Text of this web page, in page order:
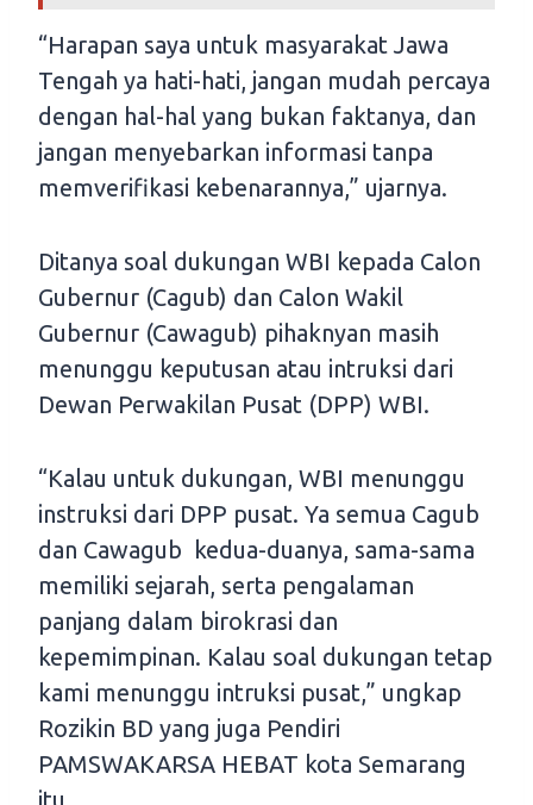
“Harapan saya untuk masyarakat Jawa
Tengah ya hati-hati, jangan mudah percaya
dengan hal-hal yang bukan faktanya, dan
jangan menyebarkan informasi tanpa
memverifikasi kebenarannya,” ujarnya.
Ditanya soal dukungan WBI kepada Calon
Gubernur (Cagub) dan Calon Wakil
Gubernur (Cawagub) pihaknyan masih
menunggu keputusan atau intruksi dari
Dewan Perwakilan Pusat (DPP) WBI.
“Kalau untuk dukungan, WBI menunggu
instruksi dari DPP pusat. Ya semua Cagub
dan Cawagub kedua-duanya, sama-sama
memiliki sejarah, serta pengalaman
panjang dalam birokrasi dan
kepemimpinan. Kalau soal dukungan tetap
kami menunggu intruksi pusat,” ungkap
Rozikin BD yang juga Pendiri
PAMSWAKARSA HEBAT kota Semarang